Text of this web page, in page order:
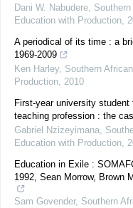
Dani W. Nabudere,
Education with Production,
A periodical of its time : a
1969-2009
Ken Harley, Southern
Production, 2010
First-year university
teaching profession : the
Gabriel Nzizeyimana,
Education with Production,
Education in Exile :
1992, Sean Morrow, Brown
Sam Govender, Southern